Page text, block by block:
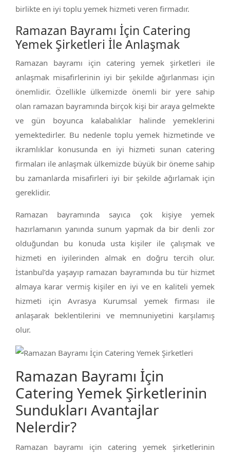
birlikte en iyi toplu yemek hizmeti veren firmadır.
Ramazan Bayramı İçin Catering
Yemek Şirketleri İle Anlaşmak
Ramazan bayramı için catering yemek şirketleri ile
anlaşmak misafirlerinin iyi bir şekilde ağırlanması için
önemlidir. Özellikle ülkemizde önemli bir yere sahip
olan ramazan bayramında birçok kişi bir araya gelmekte
ve gün boyunca kalabalıklar halinde yemeklerini
yemektedirler. Bu nedenle toplu yemek hizmetinde ve
ikramlıklar konusunda en iyi hizmeti sunan catering
firmaları ile anlaşmak ülkemizde büyük bir öneme sahip
bu zamanlarda misafirleri iyi bir şekilde ağırlamak için
gereklidir.
Ramazan bayramında sayıca çok kişiye yemek
hazırlamanın yanında sunum yapmak da bir denli zor
olduğundan bu konuda usta kişiler ile çalışmak ve
hizmeti en iyilerinden almak en doğru tercih olur.
İstanbul’da yaşayıp ramazan bayramında bu tür hizmet
almaya karar vermiş kişiler en iyi ve en kaliteli yemek
hizmeti için Avrasya Kurumsal yemek firması ile
anlaşarak beklentilerini ve memnuniyetini karşılamış
olur.
Ramazan Bayramı İçin
Catering Yemek Şirketlerinin
Sundukları Avantajlar
Nelerdir?
Ramazan bayramı için catering yemek şirketlerinin